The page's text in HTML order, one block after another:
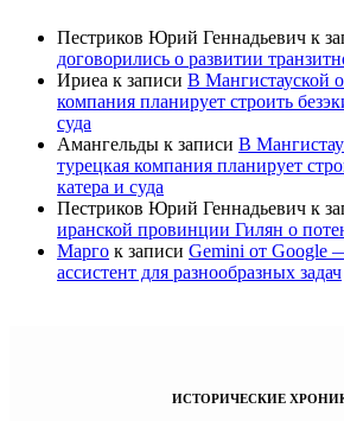
Пестриков Юрий Геннадьевич к
договорились о развитии
Ириеа к записи В Мангистауской
компания планирует строить
суда
Амангельды к записи В
турецкая компания планирует
катера и суда
Пестриков Юрий Геннадьевич к
иранской провинции Гилян о
Марго к записи Gemini от Google
ассистент для разнообразных задач
ИСТОРИЧЕСКИЕ